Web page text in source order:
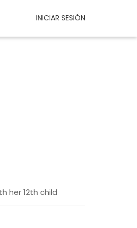
INICIAR SESIÓN
her 12th child